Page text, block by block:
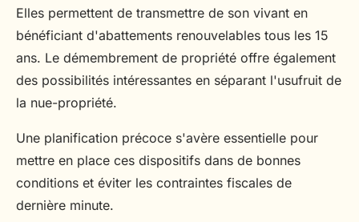
Elles permettent de transmettre de son vivant en
bénéficiant d'abattements renouvelables tous les 15
ans. Le démembrement de propriété offre également
des possibilités intéressantes en séparant l'usufruit de
la nue-propriété.
Une planification précoce s'avère essentielle pour
mettre en place ces dispositifs dans de bonnes
conditions et éviter les contraintes fiscales de
dernière minute.